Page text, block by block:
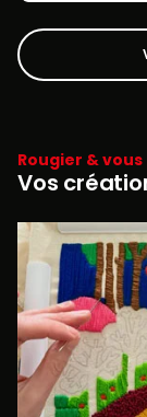
Rougier & vous
Vos